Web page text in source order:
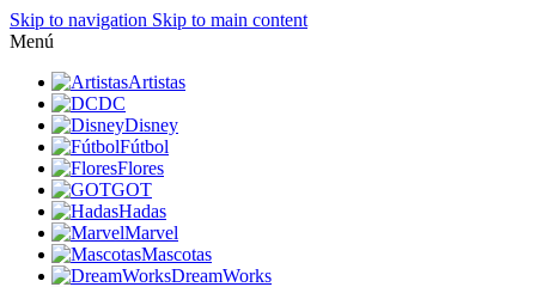
Skip to navigation Skip to main content
Menú
Artistas
DC
Disney
Fútbol
Flores
GOT
Hadas
Marvel
Mascotas
DreamWorks